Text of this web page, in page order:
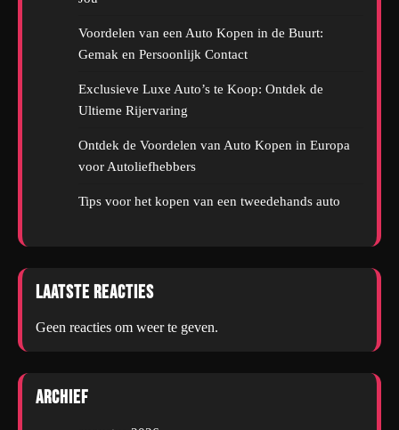
Voordelen van een Auto Kopen in de Buurt:
Gemak en Persoonlijk Contact
Exclusieve Luxe Auto’s te Koop: Ontdek de
Ultieme Rijervaring
Ontdek de Voordelen van Auto Kopen in Europa
voor Autoliefhebbers
Tips voor het kopen van een tweedehands auto
Laatste reacties
Geen reacties om weer te geven.
Archief